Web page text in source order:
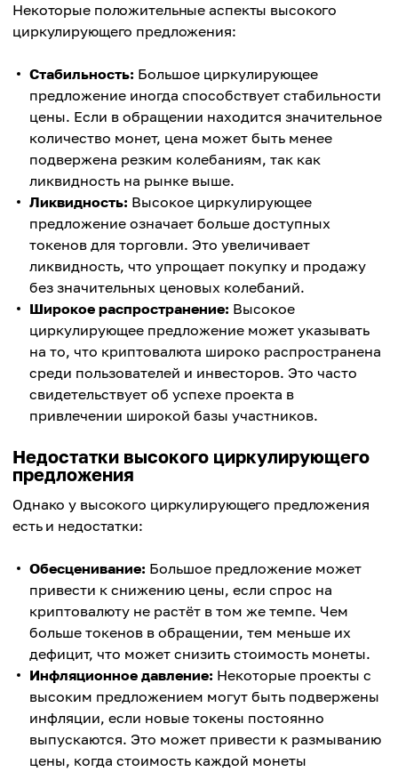
Некоторые положительные аспекты высокого
циркулирующего предложения:
Стабильность: Большое циркулирующее
предложение иногда способствует стабильности
цены. Если в обращении находится значительное
количество монет, цена может быть менее
подвержена резким колебаниям, так как
ликвидность на рынке выше.
Ликвидность: Высокое циркулирующее
предложение означает больше доступных
токенов для торговли. Это увеличивает
ликвидность, что упрощает покупку и продажу
без значительных ценовых колебаний.
Широкое распространение: Высокое
циркулирующее предложение может указывать
на то, что криптовалюта широко распространена
среди пользователей и инвесторов. Это часто
свидетельствует об успехе проекта в
привлечении широкой базы участников.
Недостатки высокого циркулирующего
предложения
Однако у высокого циркулирующего предложения
есть и недостатки:
Обесценивание: Большое предложение может
привести к снижению цены, если спрос на
криптовалюту не растёт в том же темпе. Чем
больше токенов в обращении, тем меньше их
дефицит, что может снизить стоимость монеты.
Инфляционное давление: Некоторые проекты с
высоким предложением могут быть подвержены
инфляции, если новые токены постоянно
выпускаются. Это может привести к размыванию
цены, когда стоимость каждой монеты